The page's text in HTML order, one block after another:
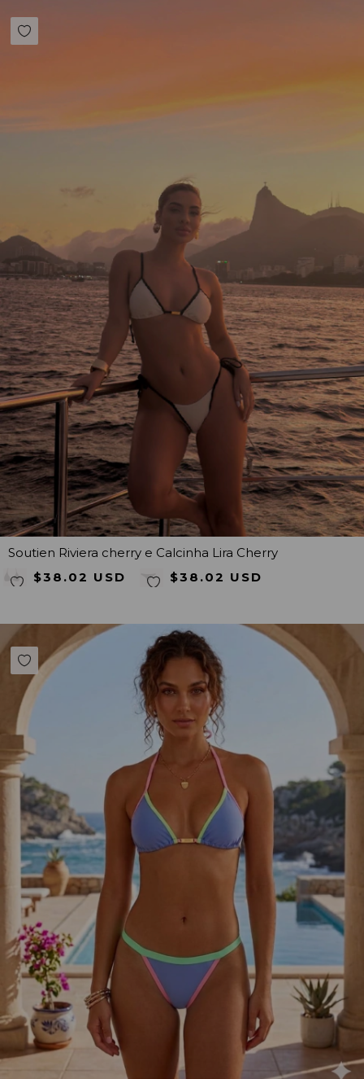
Soutien Riviera cherry e Calcinha Lira Cherry
$38.02 USD
$38.02 USD